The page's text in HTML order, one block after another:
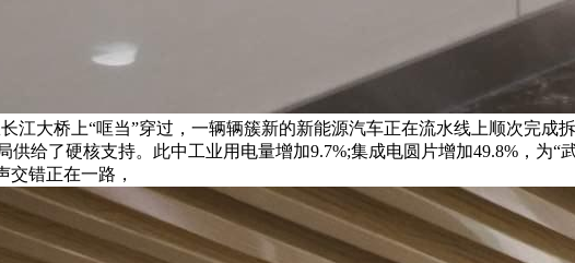
江大桥上“哐当”穿过，一辆辆簇新的新能源汽车正在流水线上顺次完
给了硬核支持。此中工业用电量增加9.7%;集成电圆片增加49.8%，为
错正在一路，